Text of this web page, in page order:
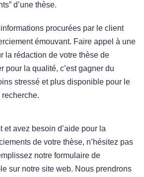
d’une thèse.
informations procurées par le client
émouvant. Faire appel à une
la rédaction de votre thèse de
pour la qualité, c’est gagner du
stressé et plus disponible pour le
et avez besoin d’aide pour la
de votre thèse, n’hésitez pas
notre formulaire de
sur notre site web. Nous prendrons